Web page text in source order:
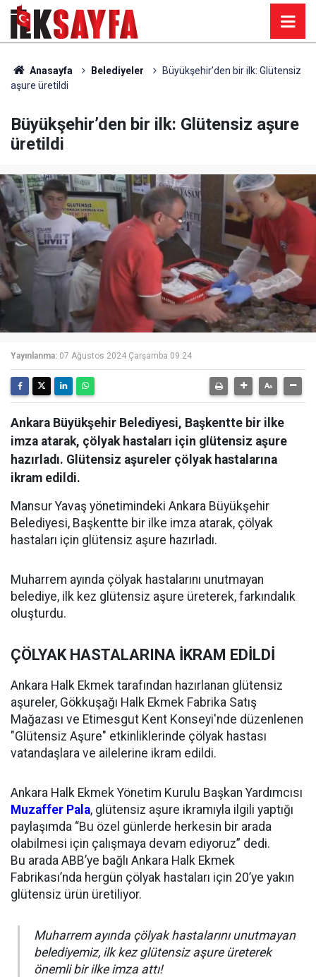
Anasayfa Belediyeler
Büyükşehir’den bir ilk: Glütensiz
aşure üretildi
Büyükşehir’den bir ilk: Glütensiz aşure
üretildi
Yayınlanma: 07 Ağustos 2024 Çarşamba 09:24
Ankara Büyükşehir Belediyesi, Başkentte bir ilke
imza atarak, çölyak hastaları için glütensiz aşure
hazırladı. Glütensiz aşureler çölyak hastalarına
ikram edildi.
Mansur Yavaş yönetimindeki Ankara Büyükşehir
Belediyesi, Başkentte bir ilke imza atarak, çölyak
hastaları için glütensiz aşure hazırladı.
Muharrem ayında çölyak hastalarını unutmayan
belediye, ilk kez glütensiz aşure üreterek, farkındalık
oluşturdu.
ÇÖLYAK HASTALARINA İKRAM EDİLDİ
Ankara Halk Ekmek tarafından hazırlanan glütensiz
aşureler, Gökkuşağı Halk Ekmek Fabrika Satış
Mağazası ve Etimesgut Kent Konseyi'nde düzenlenen
"Glütensiz Aşure" etkinliklerinde çölyak hastası
vatandaşlara ve ailelerine ikram edildi.
Ankara Halk Ekmek Yönetim Kurulu Başkan Yardımcısı
Muzaffer Pala, glütensiz aşure ikramıyla ilgili yaptığı
paylaşımda “Bu özel günlerde herkesin bir arada
olabilmesi için çalışmaya devam ediyoruz” dedi.
Bu arada ABB’ye bağlı Ankara Halk Ekmek
Fabrikası’nda hergün çölyak hastaları için 20’ye yakın
glütensiz ürün üretiliyor.
Muharrem ayında çölyak hastalarını unutmayan
belediyemiz, ilk kez glütensiz aşure üreterek
önemli bir ilke imza attı!